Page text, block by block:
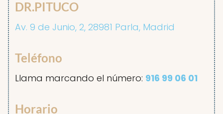
DR.PITUCO
Av. 9 de Junio, 2, 28981 Parla, Madrid
Teléfono
Llama marcando el número: 916 99 06 01
Horario